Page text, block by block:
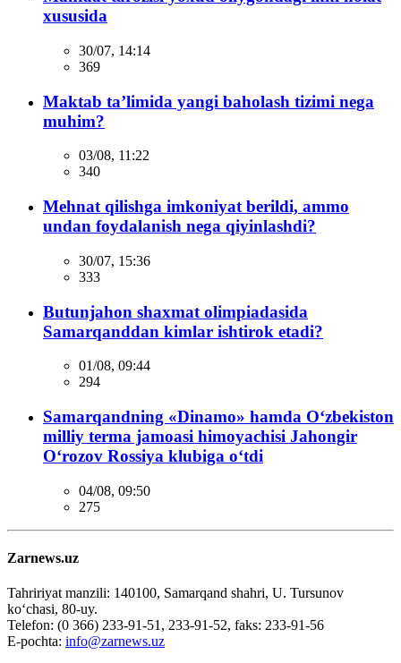
xususida
30/07, 14:14
369
Maktab ta’limida yangi baholash tizimi nega
muhim?
03/08, 11:22
340
Mehnat qilishga imkoniyat berildi, ammo
undan foydalanish nega qiyinlashdi?
30/07, 15:36
333
Butunjahon shaxmat olimpiadasida
Samarqanddan kimlar ishtirok etadi?
01/08, 09:44
294
Samarqandning «Dinamo» hamda O‘zbekiston
milliy terma jamoasi himoyachisi Jahongir
O‘rozov Rossiya klubiga o‘tdi
04/08, 09:50
275
Zarnews.uz
Tahririyat manzili: 140100, Samarqand shahri, U. Tursunov
ko‘chasi, 80-uy.
Telefon: (0 366) 233-91-51, 233-91-52, faks: 233-91-56
E-pochta: info@zarnews.uz